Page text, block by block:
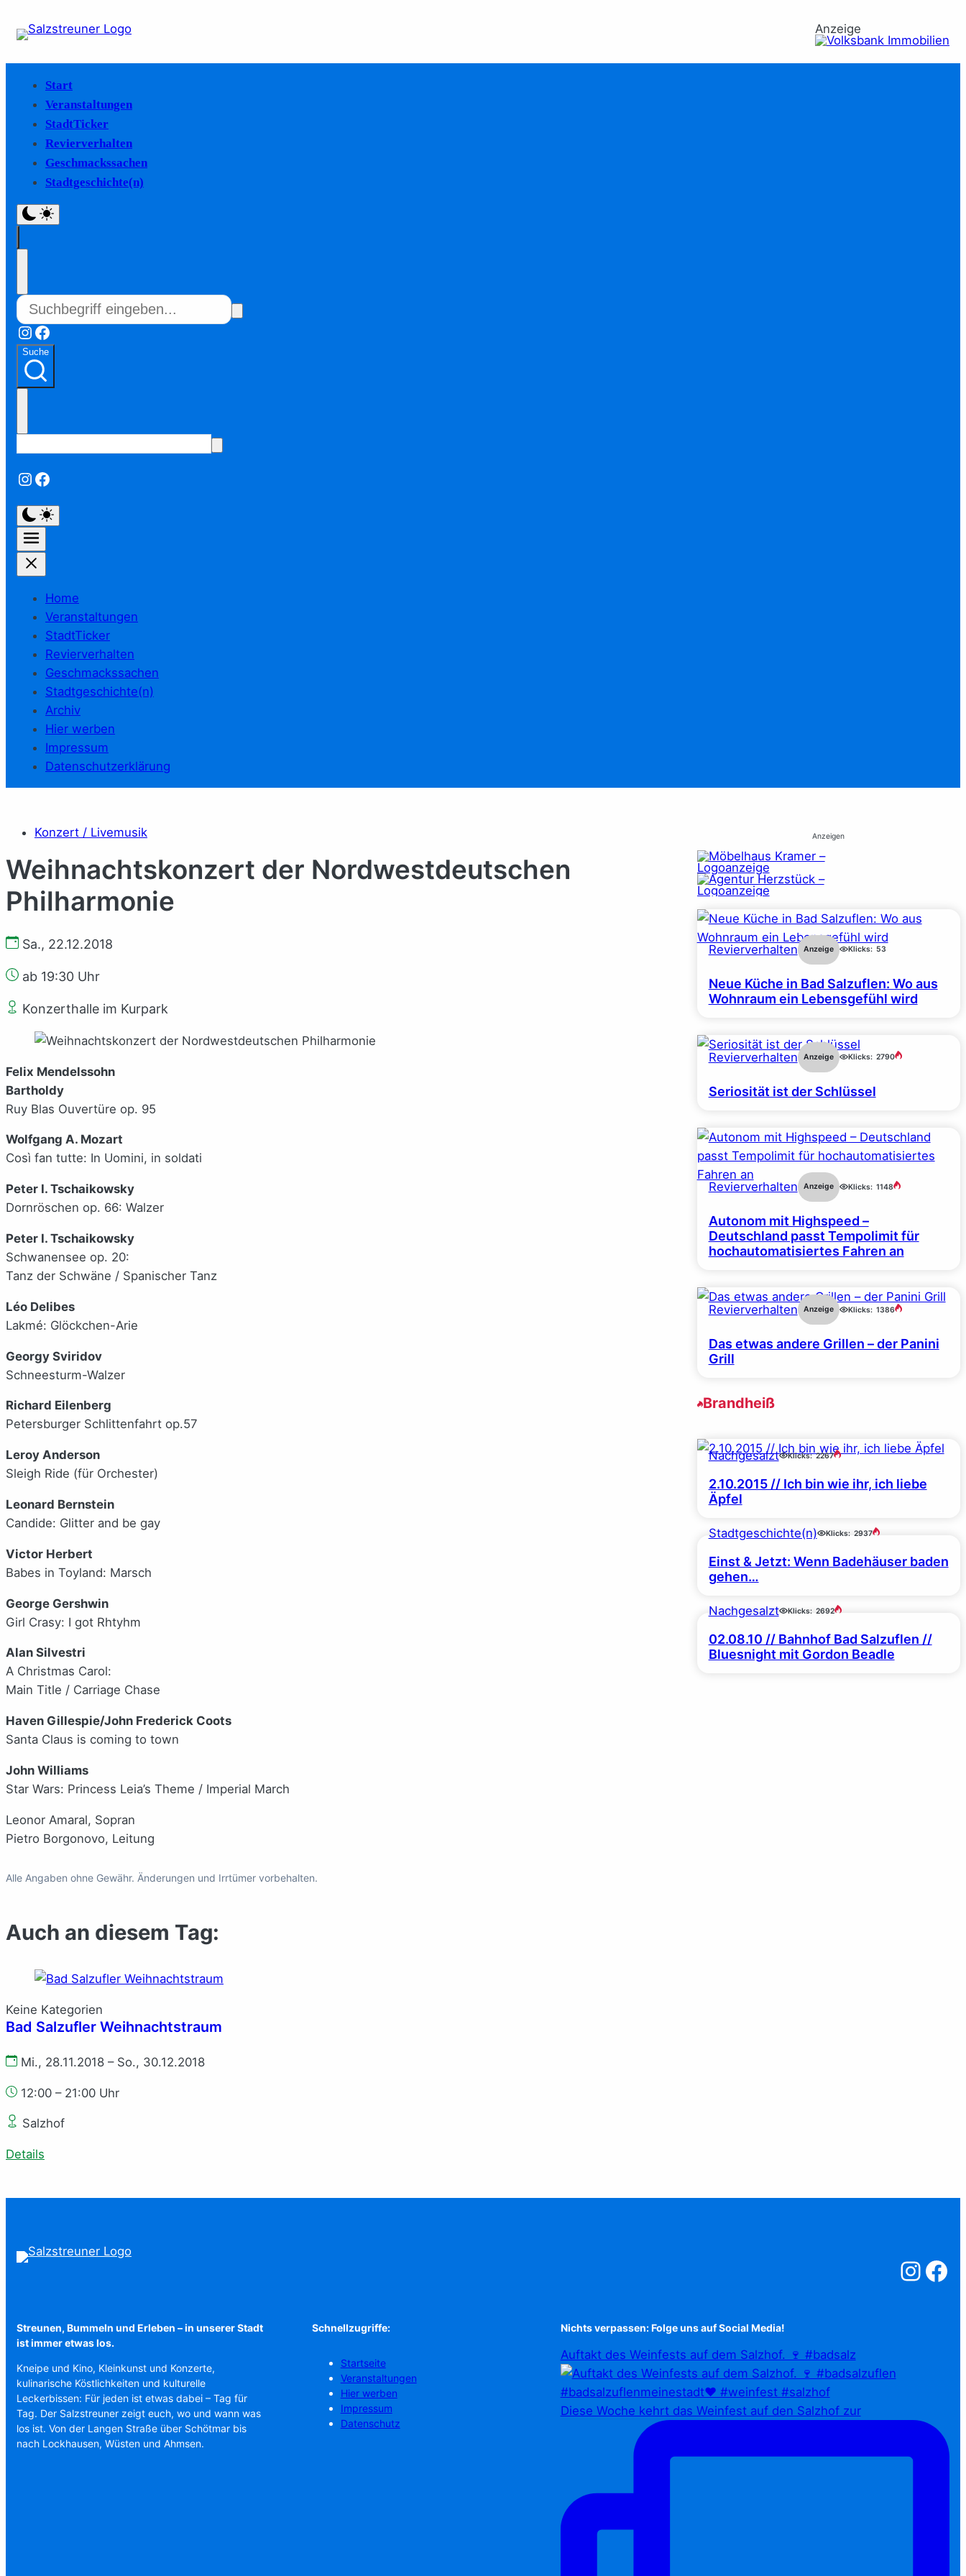
Anzeige
Start
Veranstaltungen
StadtTicker
Revierverhalten
Geschmackssachen
Stadtgeschichte(n)
Instagram
Facebook
Suche
Instagram
Facebook
Home
Veranstaltungen
StadtTicker
Revierverhalten
Geschmackssachen
Stadtgeschichte(n)
Archiv
Hier werben
Impressum
Datenschutzerklärung
Konzert / Livemusik
Weihnachtskonzert der Nordwestdeutschen
Philharmonie
Sa., 22.12.2018
ab 19:30 Uhr
Konzerthalle im Kurpark
Felix Mendelssohn
Bartholdy
Ruy Blas Ouvertüre op. 95
Wolfgang A. Mozart
Così fan tutte: In Uomini, in soldati
Peter I. Tschaikowsky
Dornröschen op. 66: Walzer
Peter I. Tschaikowsky
Schwanensee op. 20:
Tanz der Schwäne / Spanischer Tanz
Léo Delibes
Lakmé: Glöckchen-Arie
Georgy Sviridov
Schneesturm-Walzer
Richard Eilenberg
Petersburger Schlittenfahrt op.57
Leroy Anderson
Sleigh Ride (für Orchester)
Leonard Bernstein
Candide: Glitter and be gay
Victor Herbert
Babes in Toyland: Marsch
George Gershwin
Girl Crasy: I got Rhtyhm
Alan Silvestri
A Christmas Carol:
Main Title / Carriage Chase
Haven Gillespie/John Frederick Coots
Santa Claus is coming to town
John Williams
Star Wars: Princess Leia’s Theme / Imperial March
Leonor Amaral, Sopran
Pietro Borgonovo, Leitung
Alle Angaben ohne Gewähr. Änderungen und Irrtümer vorbehalten.
Auch an diesem Tag:
Keine Kategorien
Bad Salzufler Weihnachtstraum
Mi., 28.11.2018 – So., 30.12.2018
12:00 – 21:00 Uhr
Salzhof
Details
Anzeigen
Revierverhalten Anzeige Klicks: 53
Neue Küche in Bad Salzuflen: Wo aus
Wohnraum ein Lebensgefühl wird
Revierverhalten Anzeige Klicks: 2790
Seriosität ist der Schlüssel
Revierverhalten Anzeige Klicks: 1148
Autonom mit Highspeed –
Deutschland passt Tempolimit für
hochautomatisiertes Fahren an
Revierverhalten Anzeige Klicks: 1386
Das etwas andere Grillen – der Panini
Grill
Brandheiß
Nachgesalzt Klicks: 2267
2.10.2015 // Ich bin wie ihr, ich liebe
Äpfel
Stadtgeschichte(n) Klicks: 2937
Einst & Jetzt: Wenn Badehäuser baden
gehen…
Nachgesalzt Klicks: 2692
02.08.10 // Bahnhof Bad Salzuflen //
Bluesnight mit Gordon Beadle
Salzstreuner
Streunen, Bummeln und Erleben – in unserer Stadt
ist immer etwas los.
Kneipe und Kino, Kleinkunst und Konzerte,
kulinarische Köstlichkeiten und kulturelle
Leckerbissen: Für jeden ist etwas dabei – Tag für
Tag. Der Salzstreuner zeigt euch, wo und wann was
los ist. Von der Langen Straße über Schötmar bis
nach Lockhausen, Wüsten und Ahmsen.
Schnellzugriffe:
Startseite
Veranstaltungen
Hier werben
Impressum
Datenschutz
Nichts verpassen: Folge uns auf Social Media!
Auftakt des Weinfests auf dem Salzhof. 🍷 #badsalz
Diese Woche kehrt das Weinfest auf den Salzhof zur